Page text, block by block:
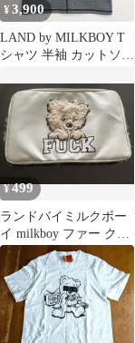
¥3,900
LAND by MILKBOY T
シャツ 半袖 カットソー
クマ パフスリーブ 日本
製 ダークポップ 原宿
グレー系 D399
¥499
ランドバイミルクボー
イ milkboy ファー クマ
クラッチバッグ